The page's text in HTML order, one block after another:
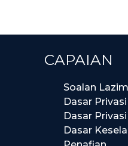
CAPAIAN
Soalan Lazim
Dasar Privasi
Dasar
Dasar